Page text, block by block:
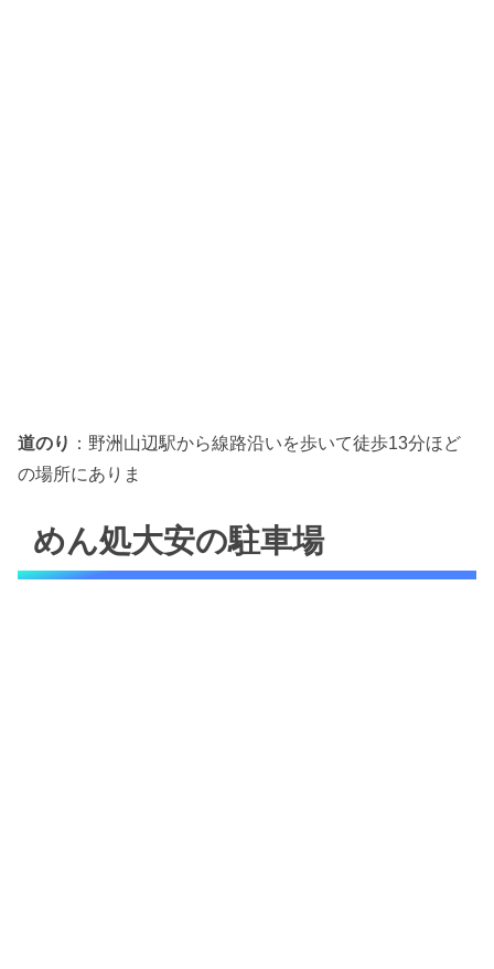
道のり ：野洲山辺駅から線路沿いを歩いて徒歩13分ほど
の場所にありま
めん処大安の駐車場